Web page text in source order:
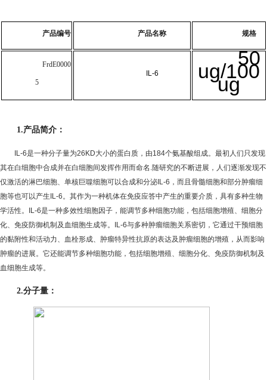
产品编号 产品名称 规格
FrdE0000
5
IL-6
50
ug/100
ug
1.产品简介：
IL-6是一种分子量为26KD大小的蛋白质，由184个氨基酸组成。最初人们只发现
其在白细胞中合成并在白细胞间发挥作用而命名 .随研究的不断进展，人们逐渐发现不
仅激活的淋巴细胞、单核巨噬细胞可以合成和分泌 IL-6 ，而且骨髓细胞和部分肿瘤细
胞等也可以产生 IL-6。其作为一种机体在免疫应答中产生的重要介质，具有多种生物
学活性。
IL-6是一种多效性细胞因子，能调节多种细胞功能，包括细胞增殖、细胞分
化、免疫防御机制及血细胞生成等。
IL-6与多种肿瘤细胞关系密切，它通过干预细胞
的黏附性和活动力、血栓形成、肿瘤特异性抗原的表达及肿瘤细胞的增殖，从而影响
肿瘤的进展。它还能调节多种细胞功能，包括细胞增殖、细胞分化、免疫防御机制及
血细胞生成等。
2.分子量：